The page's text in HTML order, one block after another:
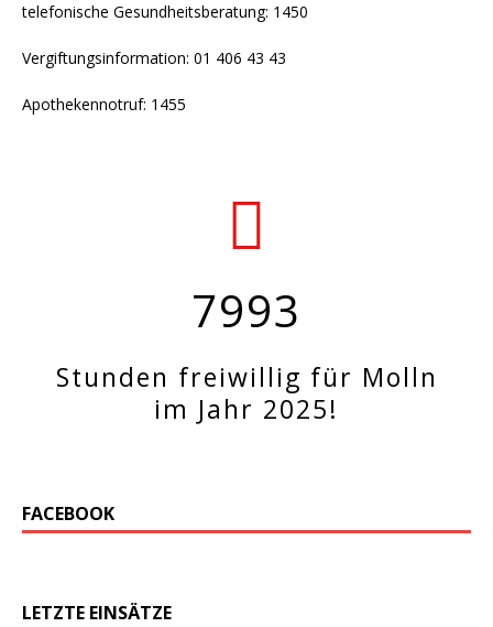
telefonische Gesundheitsberatung: 1450
Vergiftungsinformation: 01 406 43 43
Apothekennotruf: 1455
7993
Stunden freiwillig für Molln
im Jahr 2025!
FACEBOOK
LETZTE EINSÄTZE